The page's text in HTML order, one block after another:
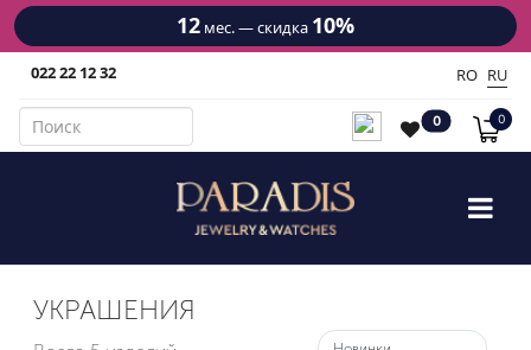
12 мес. — скидка 10%
022 22 12 32 RO RU
0 0
УКРАШЕНИЯ